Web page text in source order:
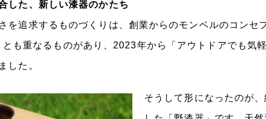
した、新しい漆器のかたち
を追求するものづくりは、創業からのモンベルのコンセ
も重なるものがあり、2023年から「アウトドアでも気
した。
そうして形になったのが